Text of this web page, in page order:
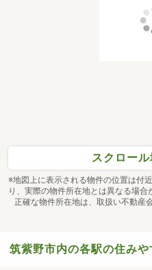
スクロー
※地図上に表示される物件の位置は付
り、実際の物件所在地とは異なる場合
正確な物件所在地は、取扱い不動産
筑紫野市内の各駅の住みや